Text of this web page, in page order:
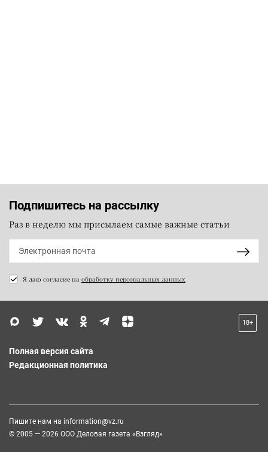
Подпишитесь на рассылку
Раз в неделю мы присылаем самые важные статьи
Я даю согласие на обработку персональных данных
18+
Полная версия сайта
Редакционная политика
Пишите нам на information@vz.ru
© 2005 — 2026 ООО Деловая газета «Взгляд»